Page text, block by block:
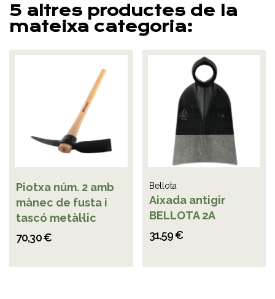
5 altres productes de la
mateixa categoria:
Piotxa núm. 2 amb
mànec de fusta i
tascó metàl·lic
70,30 €
Bellota
Aixada antigir
BELLOTA 2A
31,59 €